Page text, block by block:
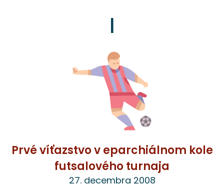
|
Prvé víťazstvo v eparchiálnom kole
futsalového turnaja
27. decembra 2008